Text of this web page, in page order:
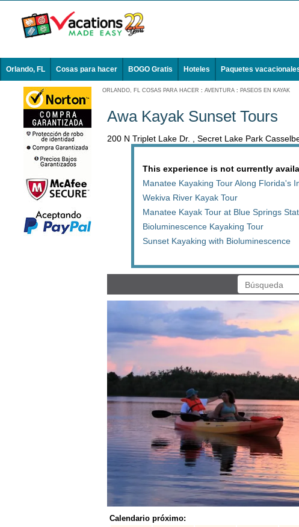
Orlando, FL Cosas para hacer BOGO Gratis Hoteles Paquetes
ORLANDO, FL COSAS PARA HACER : AVENTURA : PASEOS EN KAYAK
Awa Kayak Sunset Tours
200 N Triplet Lake Dr. , Secret Lake Park
This experience is not currently
Manatee Kayaking Tour Along Florida's
Wekiva River Kayak Tour
Manatee Kayak Tour at Blue Springs
Bioluminescence Kayaking Tour
Sunset Kayaking with Bioluminescence
Calendario próximo: